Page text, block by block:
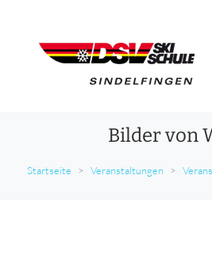
Bilder von
Startseite Veranstaltungen